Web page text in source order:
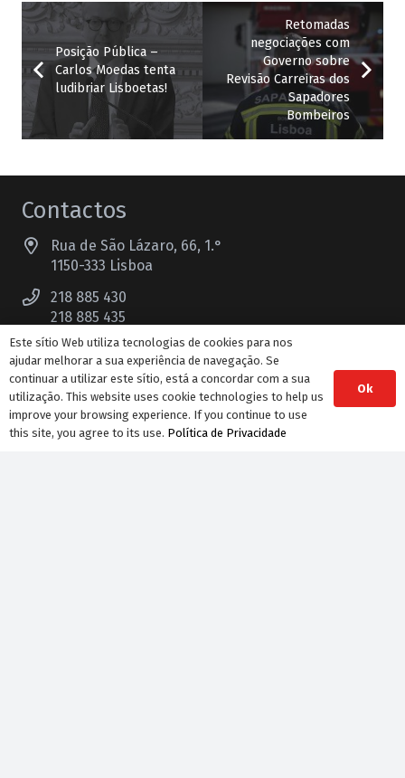
Posição Pública –
Carlos Moedas tenta
ludibriar Lisboetas!
Retomadas
negociações com
Governo sobre
Revisão Carreiras dos
Sapadores
Bombeiros
Contactos
Rua de São Lázaro, 66, 1.°
1150-333 Lisboa
218 885 430
218 885 435
Chamadas para a rede fixa nacional
stml@stml.pt
Este sítio Web utiliza tecnologias de cookies para nos
ajudar melhorar a sua experiência de navegação. Se
continuar a utilizar este sítio, está a concordar com a sua
utilização. This website uses cookie technologies to help us
improve your browsing experience. If you continue to use
this site, you agree to its use. Política de Privacidade
Ok